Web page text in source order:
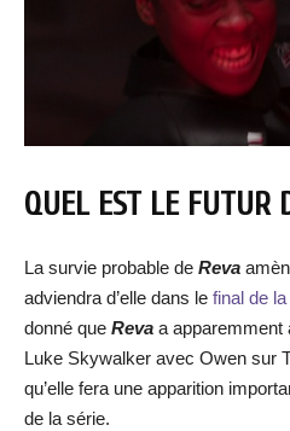
QUEL EST LE FUTUR
La survie probable de Reva
adviendra d’elle dans le final de
donné que Reva a apparemment
Luke Skywalker avec Owen sur
qu’elle fera une apparition
de la série.